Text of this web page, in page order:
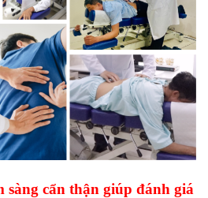
sàng cẩn thận giúp đánh giá